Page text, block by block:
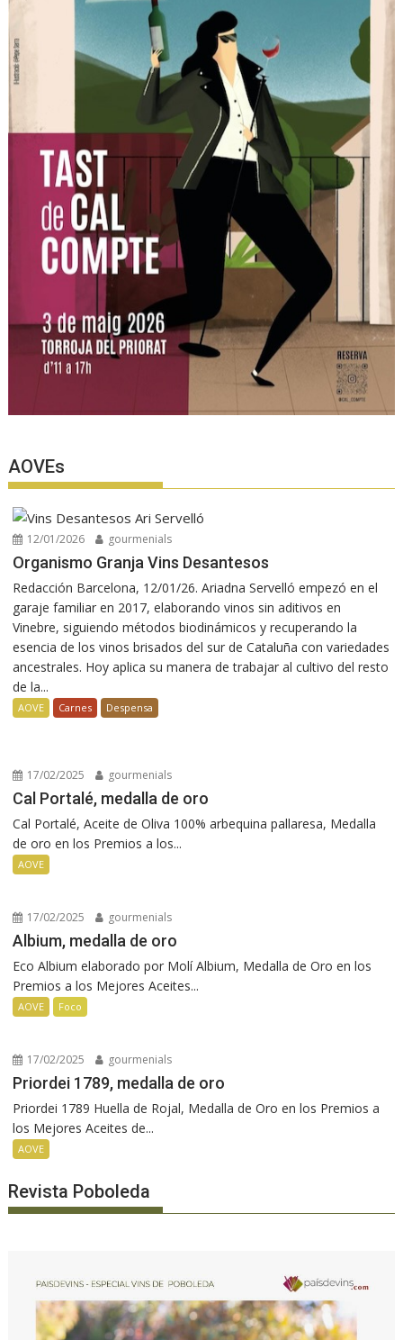
AOVEs
12/01/2026 gourmenials
Organismo Granja Vins Desantesos
Redacción Barcelona, 12/01/26. Ariadna Servelló empezó en el
garaje familiar en 2017, elaborando vinos sin aditivos en
Vinebre, siguiendo métodos biodinámicos y recuperando la
esencia de los vinos brisados del sur de Cataluña con variedades
ancestrales. Hoy aplica su manera de trabajar al cultivo del resto
de la...
AOVE Carnes Despensa
17/02/2025 gourmenials
Cal Portalé, medalla de oro
Cal Portalé, Aceite de Oliva 100% arbequina pallaresa, Medalla
de oro en los Premios a los...
AOVE
17/02/2025 gourmenials
Albium, medalla de oro
Eco Albium elaborado por Molí Albium, Medalla de Oro en los
Premios a los Mejores Aceites...
AOVE Foco
17/02/2025 gourmenials
Priordei 1789, medalla de oro
Priordei 1789 Huella de Rojal, Medalla de Oro en los Premios a
los Mejores Aceites de...
AOVE
Revista Poboleda